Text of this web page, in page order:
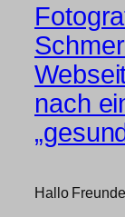
nach
Hallo